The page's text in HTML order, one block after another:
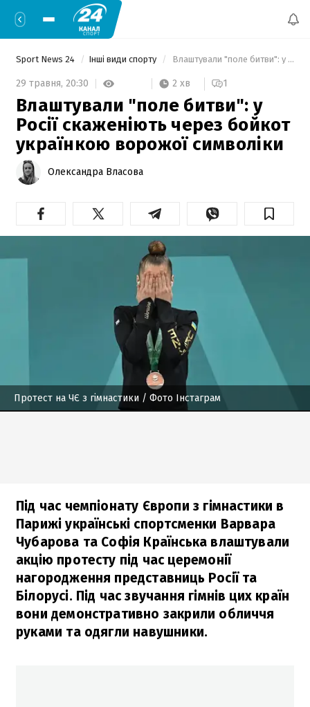
Sport News 24 Інші види спорту Влаштували "поле битви": у Росії скаженіють через бойкот українкою ворожої символіки
29 травня, 20:30 2 хв 1
Влаштували "поле битви": у
Росії скаженіють через бойкот
українкою ворожої символіки
Олександра Власова
Протест на ЧЄ з гімнастики / Фото Інстаграм
Під час чемпіонату Європи з гімнастики в
Парижі українські спортсменки Варвара
Чубарова та Софія Країнська влаштували
акцію протесту під час церемонії
нагородження представниць Росії та
Білорусі. Під час звучання гімнів цих країн
вони демонстративно закрили обличчя
руками та одягли навушники.